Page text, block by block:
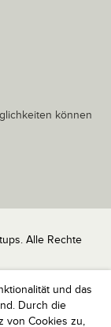
und das
Durch die
von Cookies zu,
können
Alle Rechte